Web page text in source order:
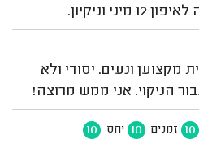
וניקיון.
מקצוען ונעים. יסודי ולא
הניקוי. אני ממש מרוצה!
10 זמנים 10 יחס 10